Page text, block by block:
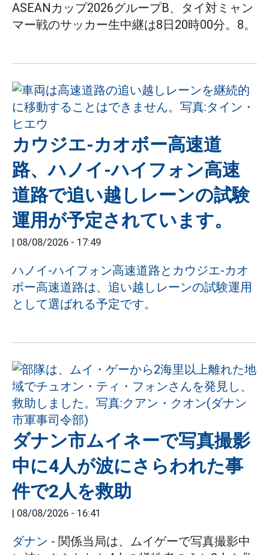
ASEANカップ2026グループB、タイ対ミャン
マー戦のサッカー生中継は8日20時00分。8。
カウジエ-カオボー高速道
路、ハノイ-ハイフォン高速
道路で追い越しレーンの試験
運用が予定されています。
08/08/2026 - 17:49
ハノイ-ハイフォン高速道路とカウジエ-カオ
ボー高速道路は、追い越しレーンの試験運用
として選ばれる予定です。
ダナン市ムイネーで写真撮影
中に4人が波にさらわれた事
件で2人を救助
08/08/2026 - 16:41
ダナン - 関係当局は、ムイゲーで写真撮影中